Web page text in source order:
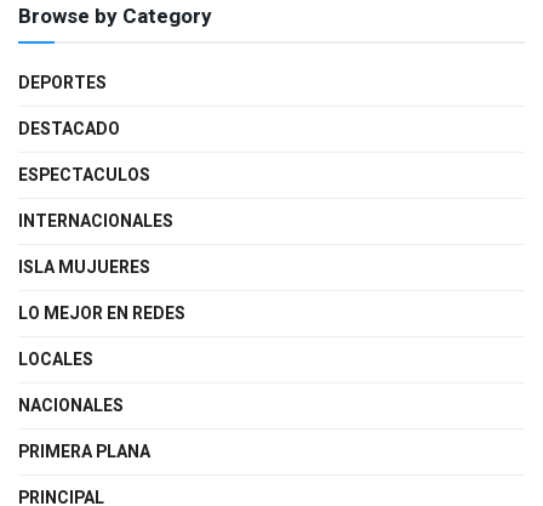
Browse by Category
DEPORTES
DESTACADO
ESPECTACULOS
INTERNACIONALES
ISLA MUJUERES
LO MEJOR EN REDES
LOCALES
NACIONALES
PRIMERA PLANA
PRINCIPAL